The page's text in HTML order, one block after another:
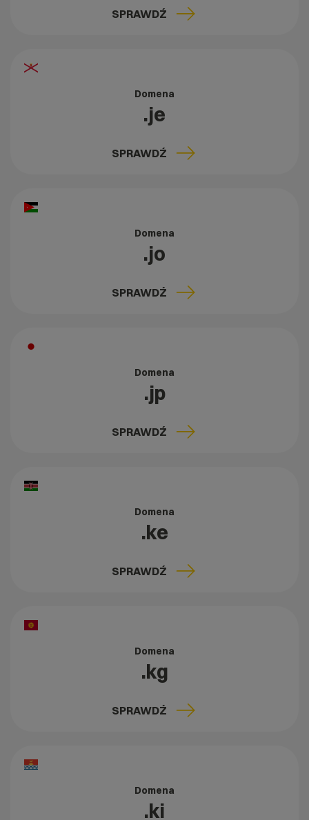
SPRAWDŹ
Domena
.je
SPRAWDŹ
Domena
.jo
SPRAWDŹ
Domena
.jp
SPRAWDŹ
Domena
.ke
SPRAWDŹ
Domena
.kg
SPRAWDŹ
Domena
.ki